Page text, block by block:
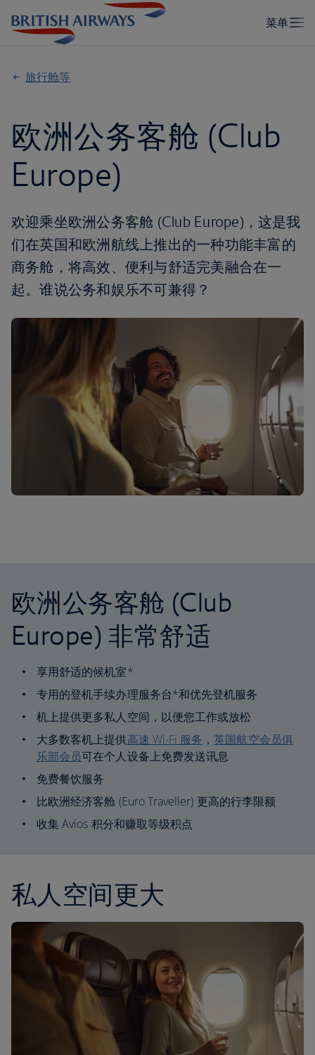
旅行舱等
欧洲公务客舱 (Club
Europe)
欢迎乘坐欧洲公务客舱 (Club Europe)，这是我
们在英国和欧洲航线上推出的一种功能丰富的
商务舱，将高效、便利与舒适完美融合在一
起。谁说公务和娱乐不可兼得？
欧洲公务客舱 (Club
Europe) 非常舒适
享用舒适的候机室*
专用的登机手续办理服务台*和优先登机服务
机上提供更多私人空间，以便您工作或放松
大多数客机上提供高速 Wi-Fi 服务 ，英国航空会员俱
乐部会员可在个人设备上免费发送讯息
免费餐饮服务
比欧洲经济客舱 (Euro Traveller) 更高的行李限额
收集 Avios 积分和赚取等级积点
私人空间更大